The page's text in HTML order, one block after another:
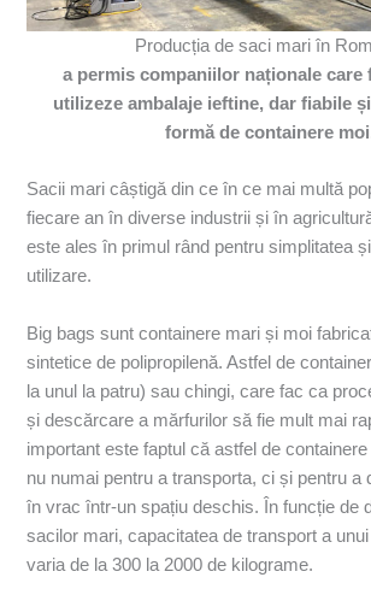
Producția de saci mari în
a permis companiilor naționale care
utilizeze ambalaje ieftine, dar fiabile
formă de containere
Sacii mari câștigă din ce în ce mai multă
fiecare an în diverse industrii și în
este ales în primul rând pentru simplitatea
utilizare.
Big bags sunt containere mari și moi
sintetice de polipropilenă. Astfel de
la unul la patru) sau chingi, care fac ca
și descărcare a mărfurilor să fie mult mai
important este faptul că astfel de
nu numai pentru a transporta, ci și pentru a
în vrac într-un spațiu deschis. În funcție de
sacilor mari, capacitatea de transport a
varia de la 300 la 2000 de kilograme.